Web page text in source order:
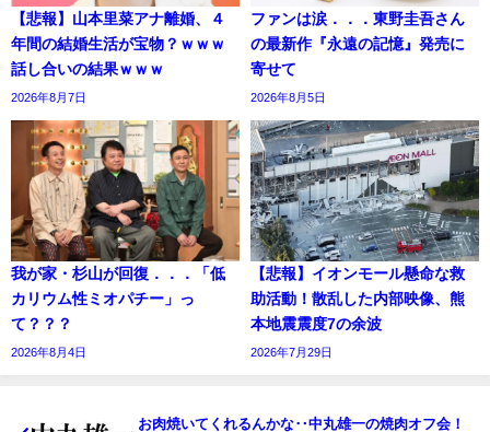
【悲報】山本里菜アナ離婚、４
年間の結婚生活が宝物？ｗｗｗ
話し合いの結果ｗｗｗ
2026年8月7日
ファンは涙．．．東野圭吾さん
の最新作『永遠の記憶』発売に
寄せて
2026年8月5日
我が家・杉山が回復．．．「低
カリウム性ミオパチー」っ
て？？？
2026年8月4日
【悲報】イオンモール懸命な救
助活動！散乱した内部映像、熊
本地震震度7の余波
2026年7月29日
お肉焼いてくれるんかな‥中丸雄一の焼肉オフ会！